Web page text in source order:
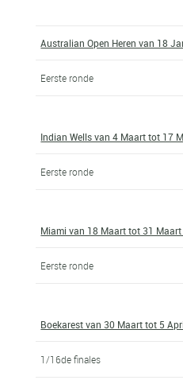
Australian Open Heren van 18
Eerste ronde
Indian Wells van 4 Maart tot 17
Eerste ronde
Miami van 18 Maart tot 31
Eerste ronde
Boekarest van 30 Maart tot 5
1/16de finales